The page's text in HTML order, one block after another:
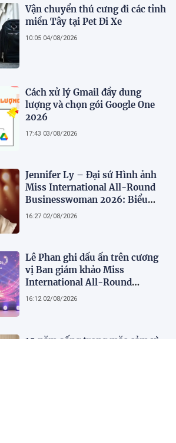
Vận chuyển thú cưng đi các tỉnh
miền Tây tại Pet Đi Xe
10:05 04/08/2026
Cách xử lý Gmail đầy dung
lượng và chọn gói Google One
2026
17:43 03/08/2026
Jennifer Ly – Đại sứ Hình ảnh
Miss International All-Round
Businesswoman 2026: Biểu
tượng của nhan sắc, trí tuệ và
16:27 02/08/2026
Lê Phan ghi dấu ấn trên cương
vị Ban giám khảo Miss
International All-Round
Businesswoman 2026: Thanh
16:12 02/08/2026
10 năm sống trong mặc cảm vì